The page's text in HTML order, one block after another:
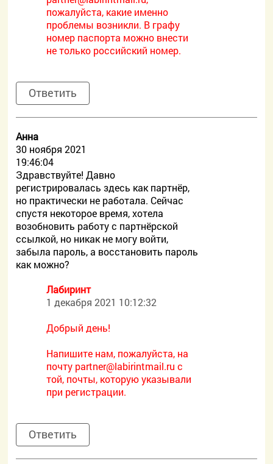
пожалуйста, какие именно
проблемы возникли. В графу
номер паспорта можно внести
не только российский номер.
Ответить
Анна
30 ноября 2021
19:46:04
Здравствуйте! Давно
регистрировалась здесь как партнёр,
но практически не работала. Сейчас
спустя некоторое время, хотела
возобновить работу с партнёрской
ссылкой, но никак не могу войти,
забыла пароль, а восстановить пароль
как можно?
Лабиринт
1 декабря 2021 10:12:32
Добрый день!
Напишите нам, пожалуйста, на
почту partner@labirintmail.ru с
той, почты, которую указывали
при регистрации.
Ответить